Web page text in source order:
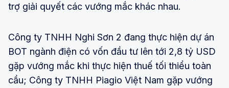
trợ giải quyết các vướng mắc khác nhau.
Công ty TNHH Nghi Sơn 2 đang thực hiện dự án
BOT ngành điện có vốn đầu tư lên tới 2,8 tỷ USD
gặp vướng mắc khi thực hiện thuế tối thiểu toàn
cầu; Công ty TNHH Piagio Việt Nam gặp vướng